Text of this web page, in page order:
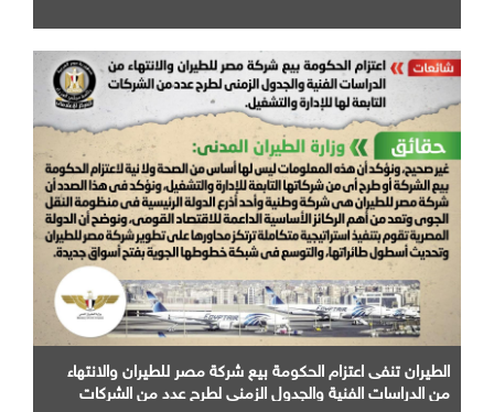
الطيران تنفى اعتزام الحكومة بيع شركة مصر للطيران والانتهاء
من الدراسات الفنية والجدول الزمني لطرح عدد من الشركات